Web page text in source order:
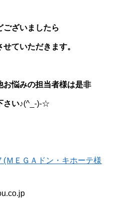
ございましたら
ていただきます。
お悩みの担当者様は是非
さい♪(^_-)-☆
ＭＥＧＡドン・キホーテ様